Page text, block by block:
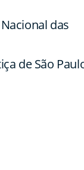
das
de São